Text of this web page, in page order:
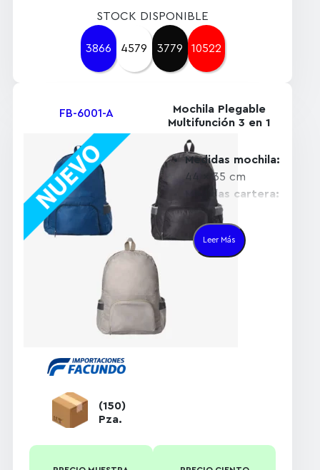
STOCK DISPONIBLE
3866 4579 3779 10522
FB-6001-A
(150)
Pza.
Mochila Plegable
Multifunción 3 en 1
Medidas mochila:
44 x 35 cm
Medidas cartera:
23 x 33 cm
Medidas
cartuchera:
Leer Más